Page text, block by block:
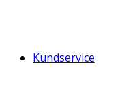
Kundservice